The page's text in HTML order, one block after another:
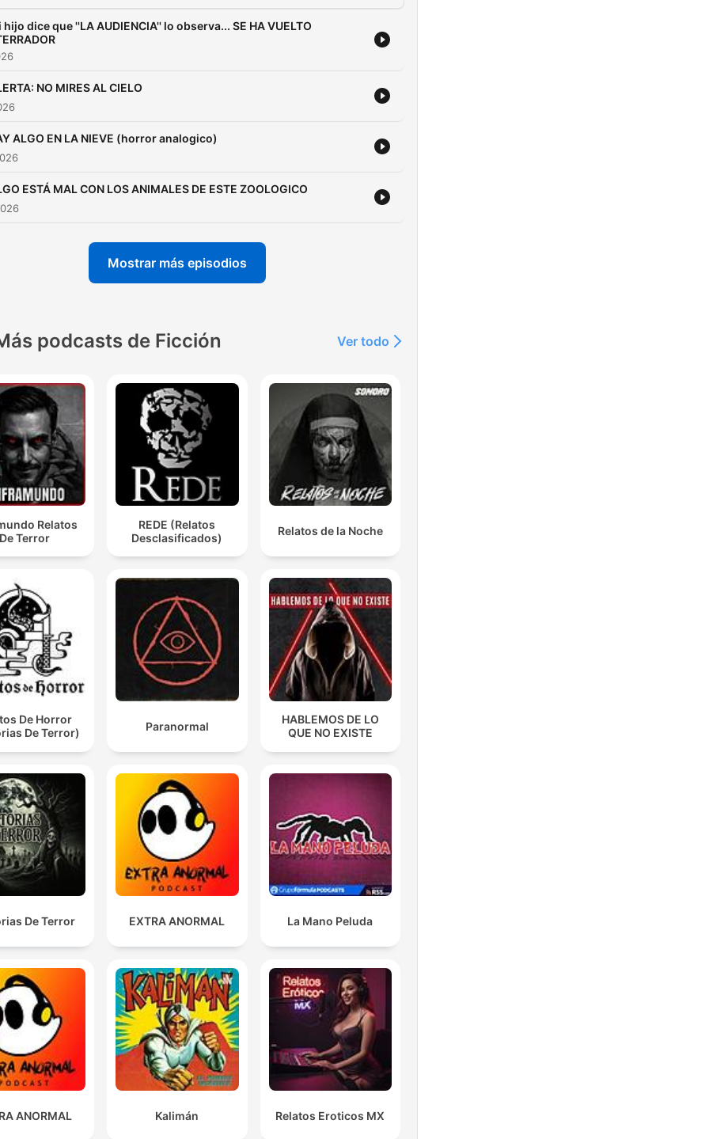
hijo dice que ''LA AUDIENCIA'' lo observa... SE HA VUELTO
NO MIRES AL CIELO
ALGO EN LA NIEVE (horror analogico)
ESTÁ MAL CON LOS ANIMALES DE ESTE ZOOLOGICO
Mostrar más episodios
podcasts de Ficción Ver todo
Relatos
Terror
REDE (Relatos
Desclasificados)
Relatos de la Noche
De Horror
De Terror)
Paranormal
HABLEMOS DE LO
QUE NO EXISTE
De Terror EXTRA ANORMAL La Mano Peluda
ANORMAL Kalimán Relatos Eroticos MX